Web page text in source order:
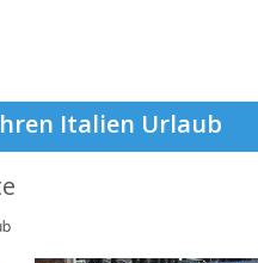
Italien Urlaub